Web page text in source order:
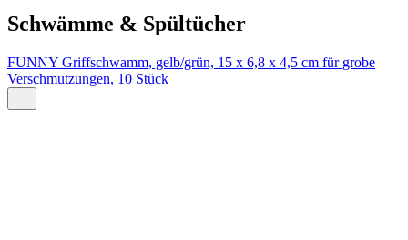
Schwämme & Spültücher
FUNNY Griffschwamm, gelb/grün, 15 x 6,8 x 4,5 cm für grobe
Verschmutzungen, 10 Stück